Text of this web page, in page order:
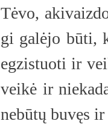
Tėvo,
gi galėjo būti,
egzistuoti ir
veikė ir
nebūtų buvęs